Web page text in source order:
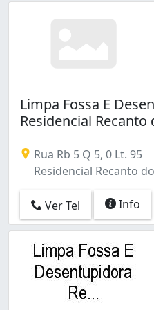
Limpa Fossa E
Residencial Recanto
Rua Rb 5 Q 5, 0 Lt. 95
Residencial Recanto
Ver Tel Info